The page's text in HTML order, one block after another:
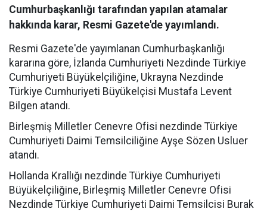
Cumhurbaşkanlığı tarafından yapılan atamalar
hakkında karar, Resmi Gazete'de yayımlandı.
Resmi Gazete'de yayımlanan Cumhurbaşkanlığı
kararına göre, İzlanda Cumhuriyeti Nezdinde Türkiye
Cumhuriyeti Büyükelçiliğine, Ukrayna Nezdinde
Türkiye Cumhuriyeti Büyükelçisi Mustafa Levent
Bilgen atandı.
Birleşmiş Milletler Cenevre Ofisi nezdinde Türkiye
Cumhuriyeti Daimi Temsilciliğine Ayşe Sözen Usluer
atandı.
Hollanda Krallığı nezdinde Türkiye Cumhuriyeti
Büyükelçiliğine, Birleşmiş Milletler Cenevre Ofisi
Nezdinde Türkiye Cumhuriyeti Daimi Temsilcisi Burak